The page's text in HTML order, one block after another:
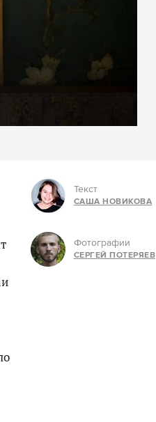
Текст
САША НОВИКОВА
Фотографии
СЕРГЕЙ ПОТЕРЯЕВ